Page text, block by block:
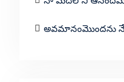
అవమానంమొందను